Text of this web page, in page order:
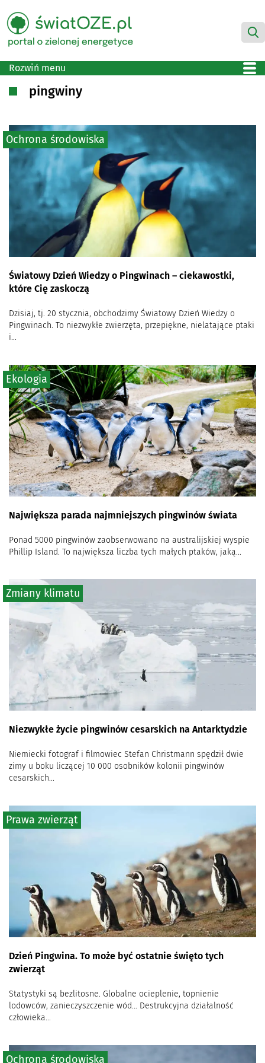
Rozwiń menu
pingwiny
Światowy Dzień Wiedzy o Pingwinach – ciekawostki,
które Cię zaskoczą
Dzisiaj, tj. 20 stycznia, obchodzimy Światowy Dzień Wiedzy o
Pingwinach. To niezwykłe zwierzęta, przepiękne, nielatające ptaki
i...
Ochrona środowiska
Największa parada najmniejszych pingwinów świata
Ponad 5000 pingwinów zaobserwowano na australijskiej wyspie
Phillip Island. To największa liczba tych małych ptaków, jaką...
Ekologia
Niezwykłe życie pingwinów cesarskich na Antarktydzie
Niemiecki fotograf i filmowiec Stefan Christmann spędził dwie
zimy u boku liczącej 10 000 osobników kolonii pingwinów
cesarskich...
Zmiany klimatu
Dzień Pingwina. To może być ostatnie święto tych
zwierząt
Statystyki są bezlitosne. Globalne ocieplenie, topnienie
lodowców, zanieczyszczenie wód… Destrukcyjna działalność
człowieka...
Prawa zwierząt
Ochrona środowiska